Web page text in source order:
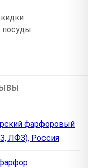
посуды
фарфоровый
ЛФЗ), Россия